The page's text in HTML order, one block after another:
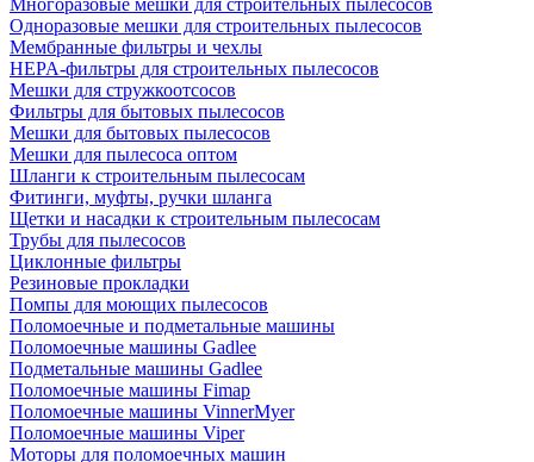
Многоразовые мешки для строительных пылесосов
Одноразовые мешки для строительных пылесосов
Мембранные фильтры и чехлы
HEPA-фильтры для строительных пылесосов
Мешки для стружкоотсосов
Фильтры для бытовых пылесосов
Мешки для бытовых пылесосов
Мешки для пылесоса оптом
Шланги к строительным пылесосам
Фитинги, муфты, ручки шланга
Щетки и насадки к строительным пылесосам
Трубы для пылесосов
Циклонные фильтры
Резиновые прокладки
Помпы для моющих пылесосов
Поломоечные и подметальные машины
Поломоечные машины Gadlee
Подметальные машины Gadlee
Поломоечные машины Fimap
Поломоечные машины VinnerMyer
Поломоечные машины Viper
Моторы для поломоечных машин